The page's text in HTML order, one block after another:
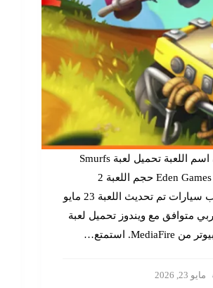
تحميل مباشر الآن اسم اللعبة تحميل لعبة Smurfs
Kart اسم المطور Eden Games حجم اللعبة 2
جيجابايت فئة العاب سيارات تم تحديث اللعبة 23 مايو
عربي متوافق مع ويندوز تحميل لعبة
مايو 23, 2026